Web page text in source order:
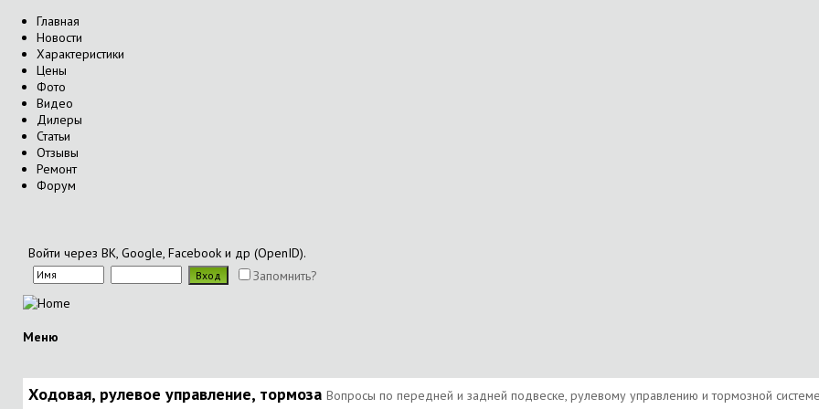
Главная
Новости
Характеристики
Цены
Фото
Видео
Дилеры
Статьи
Отзывы
Ремонт
Форум
Войти через ВК, Google, Facebook и др (OpenID).
Запомнить?
Меню
Ходовая, рулевое управление, тормоза Вопросы по передней и задней подвеске, рулевому управлению и тормозной